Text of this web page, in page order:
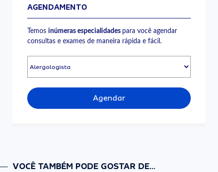
AGENDAMENTO
Temosinúmeras especialidades para você agendar
consultas e exames de maneira rápida e fácil.
Agendar
VOCÊ TAMBÉM PODE GOSTAR DE...